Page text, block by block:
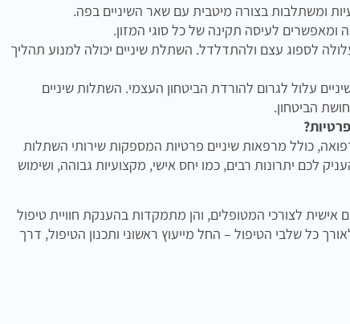
ומשתלבות בצורה מיטבית עם שאר השיניים בפה.
ומאפשרים לעיסה תקינה של כל סוגי המזון.
לספוג עצם ולהתדלדל. השתלת שיניים יכולה למנוע תהליך
עלול לגרום להורדת הביטחון העצמי. השתלות שיניים
הביטחון.
כולל מרפאות שיניים פרטיות המספקות שירותי השתלות
לכם יתרונות רבים, כמו יחס אישי, מקצועיות גבוהה, ושימוש
לצורכי המטופלים, והן מתמקדות בהענקת חוויית טיפול
כל שלבי הטיפול – החל מייעוץ ראשוני ותכנון הטיפול, דרך